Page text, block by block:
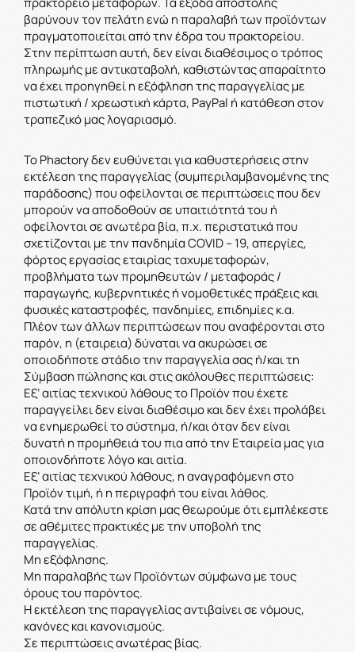
βαρύνουν τον πελάτη ενώ η παραλαβή των προϊόντων
πραγματοποιείται από την έδρα του πρακτορείου.
Στην περίπτωση αυτή, δεν είναι διαθέσιμος ο τρόπος
πληρωμής με αντικαταβολή, καθιστώντας απαραίτητο
να έχει προηγηθεί η εξόφληση της παραγγελίας με
πιστωτική / χρεωστική κάρτα, PayPal ή κατάθεση στον
τραπεζικό μας λογαριασμό.
Το Phactory δεν ευθύνεται για καθυστερήσεις στην
εκτέλεση της παραγγελίας (συμπεριλαμβανομένης της
παράδοσης) που οφείλονται σε περιπτώσεις που δεν
μπορούν να αποδοθούν σε υπαιτιότητά του ή
οφείλονται σε ανωτέρα βία, π.χ. περιστατικά που
σχετίζονται με την πανδημία COVID – 19, απεργίες,
φόρτος εργασίας εταιρίας ταχυμεταφορών,
προβλήματα των προμηθευτών / μεταφοράς /
παραγωγής, κυβερνητικές ή νομοθετικές πράξεις και
φυσικές καταστροφές, πανδημίες, επιδημίες κ.α.
Πλέον των άλλων περιπτώσεων που αναφέρονται στο
παρόν, η (εταιρεια) δύναται να ακυρώσει σε
οποιοδήποτε στάδιο την παραγγελία σας ή/και τη
Σύμβαση πώλησης και στις ακόλουθες περιπτώσεις:
Εξ’ αιτίας τεχνικού λάθους το Προϊόν που έχετε
παραγγείλει δεν είναι διαθέσιμο και δεν έχει προλάβει
να ενημερωθεί το σύστημα, ή/και όταν δεν είναι
δυνατή η προμήθειά του πια από την Εταιρεία μας για
οποιονδήποτε λόγο και αιτία.
Εξ’ αιτίας τεχνικού λάθους, η αναγραφόμενη στο
Προϊόν τιμή, ή η περιγραφή του είναι λάθος.
Κατά την απόλυτη κρίση μας θεωρούμε ότι εμπλέκεστε
σε αθέμιτες πρακτικές με την υποβολή της
παραγγελίας.
Μη εξόφλησης.
Μη παραλαβής των Προϊόντων σύμφωνα με τους
όρους του παρόντος.
Η εκτέλεση της παραγγελίας αντιβαίνει σε νόμους,
κανόνες και κανονισμούς.
Σε περιπτώσεις ανωτέρας βίας.